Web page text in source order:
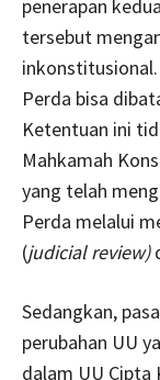
penerapan
tersebut
inkonstitusional.
Perda bisa
Ketentuan ini
Mahkamah
yang telah
Perda melalui
(judicial review)
Sedangkan,
perubahan UU
dalam UU Cipta